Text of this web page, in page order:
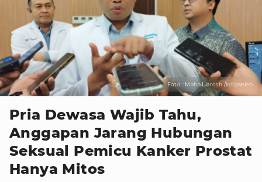
Foto : Maha Liarosh /intipseleb
Pria Dewasa Wajib Tahu,
Anggapan Jarang Hubungan
Seksual Pemicu Kanker Prostat
Hanya Mitos